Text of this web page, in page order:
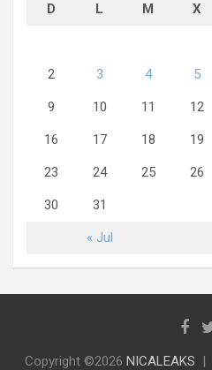
D L M X
« Jul
2 3 4 5
9 10 11 12
16 17 18 19
23 24 25 26
30 31
Copyright ©2026 NICALEAKS